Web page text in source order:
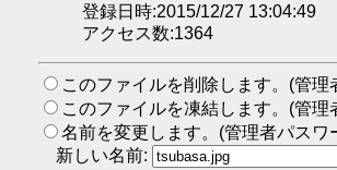
登録日時:2015/12/27 13:04:49
アクセス数:1364
このファイルを削除します。(管
このファイルを凍結します。(管
名前を変更します。(管理者パスワ
新しい名前: